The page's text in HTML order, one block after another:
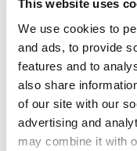
This website uses
We use cookies to
and ads, to provide
features and to
also share
of our site with our
advertising and
may combine it with
zeitgemässe
Landschaft
Dazu erfordert ein
Strategiewechsel hin
digitaleren